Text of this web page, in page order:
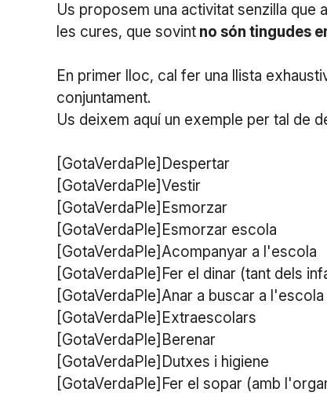
Us proposem una activitat senzilla que
les cures, que sovint no són tingudes
En primer lloc, cal fer una llista
conjuntament.
Us deixem aquí un exemple per tal de
[GotaVerdaPle]Despertar
[GotaVerdaPle]Vestir
[GotaVerdaPle]Esmorzar
[GotaVerdaPle]Esmorzar escola
[GotaVerdaPle]Acompanyar a l'escola
[GotaVerdaPle]Fer el dinar (tant dels
[GotaVerdaPle]Anar a buscar a l'escola
[GotaVerdaPle]Extraescolars
[GotaVerdaPle]Berenar
[GotaVerdaPle]Dutxes i higiene
[GotaVerdaPle]Fer el sopar (amb